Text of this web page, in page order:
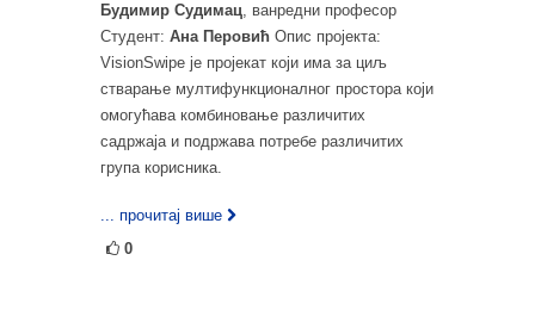
Будимир Судимац, ванредни професор
Студент: Ана Перовић Опис пројекта:
VisionSwipe је пројекат који има за циљ
стварање мултифункционалног простора који
омогућава комбиновање различитих
садржаја и подржава потребе различитих
група корисника.
... прочитај више
0